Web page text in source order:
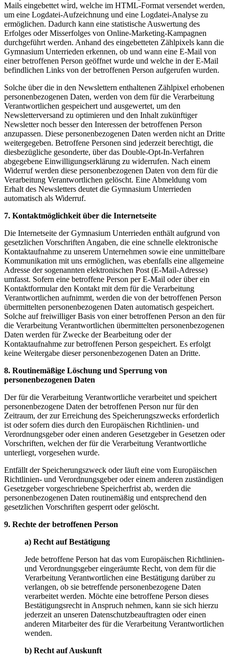
Mails eingebettet wird, welche im HTML-Format versendet werden,
um eine Logdatei-Aufzeichnung und eine Logdatei-Analyse zu
ermöglichen. Dadurch kann eine statistische Auswertung des
Erfolges oder Misserfolges von Online-Marketing-Kampagnen
durchgeführt werden. Anhand des eingebetteten Zählpixels kann die
Gymnasium Unterrieden erkennen, ob und wann eine E-Mail von
einer betroffenen Person geöffnet wurde und welche in der E-Mail
befindlichen Links von der betroffenen Person aufgerufen wurden.
Solche über die in den Newslettern enthaltenen Zählpixel erhobenen
personenbezogenen Daten, werden von dem für die Verarbeitung
Verantwortlichen gespeichert und ausgewertet, um den
Newsletterversand zu optimieren und den Inhalt zukünftiger
Newsletter noch besser den Interessen der betroffenen Person
anzupassen. Diese personenbezogenen Daten werden nicht an Dritte
weitergegeben. Betroffene Personen sind jederzeit berechtigt, die
diesbezügliche gesonderte, über das Double-Opt-In-Verfahren
abgegebene Einwilligungserklärung zu widerrufen. Nach einem
Widerruf werden diese personenbezogenen Daten von dem für die
Verarbeitung Verantwortlichen gelöscht. Eine Abmeldung vom
Erhalt des Newsletters deutet die Gymnasium Unterrieden
automatisch als Widerruf.
7. Kontaktmöglichkeit über die Internetseite
Die Internetseite der Gymnasium Unterrieden enthält aufgrund von
gesetzlichen Vorschriften Angaben, die eine schnelle elektronische
Kontaktaufnahme zu unserem Unternehmen sowie eine unmittelbare
Kommunikation mit uns ermöglichen, was ebenfalls eine allgemeine
Adresse der sogenannten elektronischen Post (E-Mail-Adresse)
umfasst. Sofern eine betroffene Person per E-Mail oder über ein
Kontaktformular den Kontakt mit dem für die Verarbeitung
Verantwortlichen aufnimmt, werden die von der betroffenen Person
übermittelten personenbezogenen Daten automatisch gespeichert.
Solche auf freiwilliger Basis von einer betroffenen Person an den für
die Verarbeitung Verantwortlichen übermittelten personenbezogenen
Daten werden für Zwecke der Bearbeitung oder der
Kontaktaufnahme zur betroffenen Person gespeichert. Es erfolgt
keine Weitergabe dieser personenbezogenen Daten an Dritte.
8. Routinemäßige Löschung und Sperrung von
personenbezogenen Daten
Der für die Verarbeitung Verantwortliche verarbeitet und speichert
personenbezogene Daten der betroffenen Person nur für den
Zeitraum, der zur Erreichung des Speicherungszwecks erforderlich
ist oder sofern dies durch den Europäischen Richtlinien- und
Verordnungsgeber oder einen anderen Gesetzgeber in Gesetzen oder
Vorschriften, welchen der für die Verarbeitung Verantwortliche
unterliegt, vorgesehen wurde.
Entfällt der Speicherungszweck oder läuft eine vom Europäischen
Richtlinien- und Verordnungsgeber oder einem anderen zuständigen
Gesetzgeber vorgeschriebene Speicherfrist ab, werden die
personenbezogenen Daten routinemäßig und entsprechend den
gesetzlichen Vorschriften gesperrt oder gelöscht.
9. Rechte der betroffenen Person
a) Recht auf Bestätigung
Jede betroffene Person hat das vom Europäischen Richtlinien-
und Verordnungsgeber eingeräumte Recht, von dem für die
Verarbeitung Verantwortlichen eine Bestätigung darüber zu
verlangen, ob sie betreffende personenbezogene Daten
verarbeitet werden. Möchte eine betroffene Person dieses
Bestätigungsrecht in Anspruch nehmen, kann sie sich hierzu
jederzeit an unseren Datenschutzbeauftragten oder einen
anderen Mitarbeiter des für die Verarbeitung Verantwortlichen
wenden.
b) Recht auf Auskunft